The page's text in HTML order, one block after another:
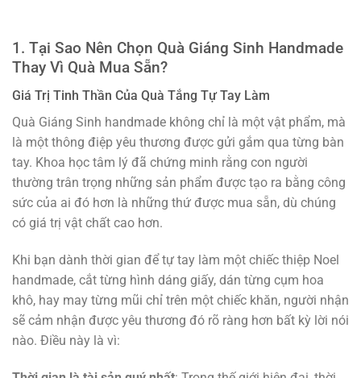
1. Tại Sao Nên Chọn Quà Giáng Sinh Handmade
Thay Vì Quà Mua Sẵn?
Giá Trị Tinh Thần Của Quà Tắng Tự Tay Làm
Quà Giáng Sinh handmade không chỉ là một vật phẩm, mà
là một thông điệp yêu thương được gửi gắm qua từng bàn
tay. Khoa học tâm lý đã chứng minh rằng con người
thường trân trọng những sản phẩm được tạo ra bằng công
sức của ai đó hơn là những thứ được mua sẵn, dù chúng
có giá trị vật chất cao hơn.
Khi bạn dành thời gian để tự tay làm một chiếc thiệp Noel
handmade, cắt từng hình dáng giấy, dán từng cụm hoa
khô, hay may từng mũi chỉ trên một chiếc khăn, người nhận
sẽ cảm nhận được yêu thương đó rõ ràng hơn bất kỳ lời nói
nào. Điều này là vì: